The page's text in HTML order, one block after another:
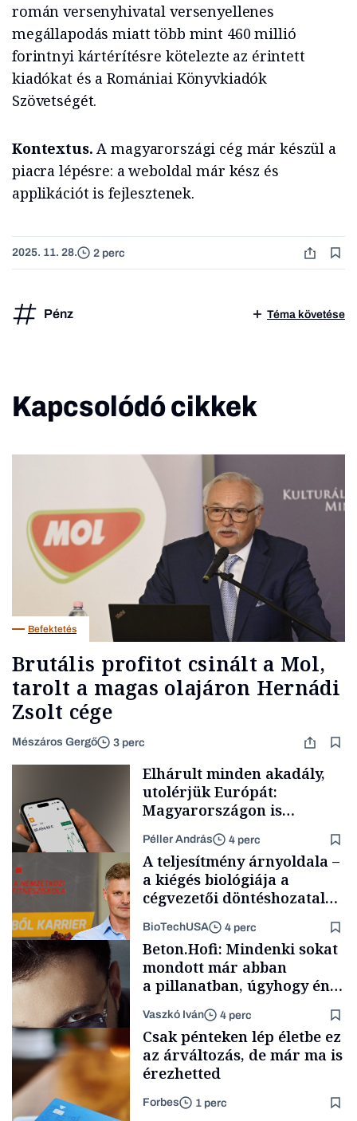
román versenyhivatal versenyellenes
megállapodás miatt több mint 460 millió
forintnyi kártérítésre kötelezte az érintett
kiadókat és a Romániai Könyvkiadók
Szövetségét.
Kontextus. A magyarországi cég már készül a
piacra lépésre: a weboldal már kész és
applikációt is fejlesztenek.
2025. 11. 28. 2 perc
Pénz Téma követése
Kapcsolódó cikkek
Befektetés
Brutális profitot csinált a Mol,
tarolt a magas olajáron Hernádi
Zsolt cége
Mészáros Gergő 3 perc
Fintech
Elhárult minden akadály,
utolérjük Európát:
Magyarországon is
kriptoszolgáltatását az
egyik legnépszerűbb
fintech
Péller András 4 perc
Content Lab HUB
A teljesítmény árnyoldala –
a kiégés biológiája a
cégvezetői döntéshozatal
BioTechUSA 4 perc
Forbes-sztori
Beton.Hofi: Mindenki sokat
mondott már abban
a pillanatban, úgyhogy én
a legsarkosabb
gondolataimat akartam
kimondani
Vaszkó Iván 4 perc
Csak pénteken lép életbe ez
az árváltozás, de már ma is
érezhetted
Forbes 1 perc